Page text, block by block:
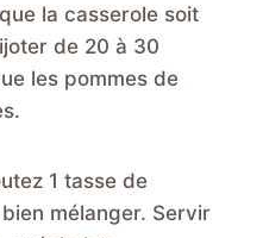
la casserole soit
de 20 à 30
les pommes de
1 tasse de
mélanger. Servir